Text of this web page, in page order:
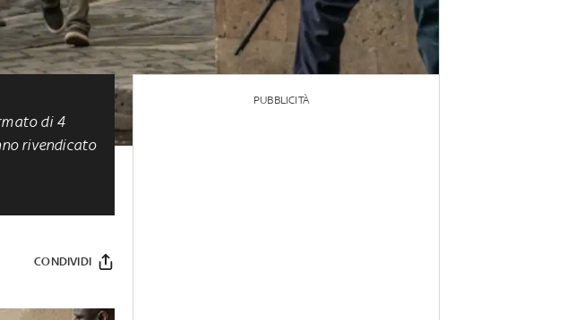
di 4
rivendicato
CONDIVIDI
PUBBLICITÀ